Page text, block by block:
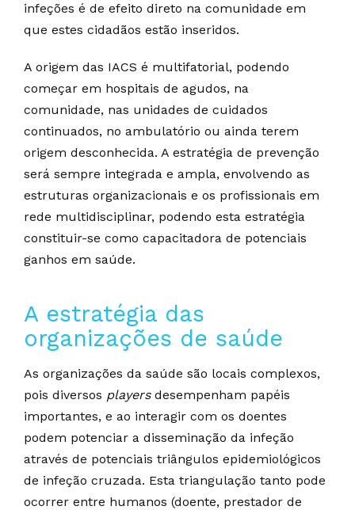
infeções é de efeito direto na comunidade em
que estes cidadãos estão inseridos.
A origem das IACS é multifatorial, podendo
começar em hospitais de agudos, na
comunidade, nas unidades de cuidados
continuados, no ambulatório ou ainda terem
origem desconhecida. A estratégia de prevenção
será sempre integrada e ampla, envolvendo as
estruturas organizacionais e os profissionais em
rede multidisciplinar, podendo esta estratégia
constituir-se como capacitadora de potenciais
ganhos em saúde.
A estratégia das
organizações de saúde
As organizações da saúde são locais complexos,
pois diversos playersdesempenham papéis
importantes, e ao interagir com os doentes
podem potenciar a disseminação da infeção
através de potenciais triângulos epidemiológicos
de infeção cruzada. Esta triangulação tanto pode
ocorrer entre humanos (doente, prestador de